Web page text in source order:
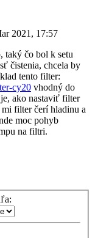
2021, 17:57
taký čo bol k setu
čistenia, chcela by
tento filter:
cy20 vhodný do
ako nastaviť filter
filter čerí hladinu a
moc pohyb
na filtri.